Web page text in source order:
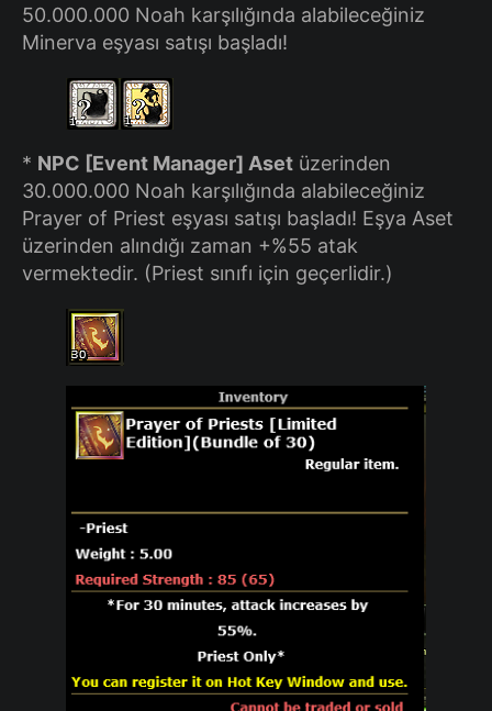
50.000.000 Noah karşılığında alabileceğiniz
Minerva eşyası satışı başladı!
* NPC [Event Manager] Aset üzerinden
30.000.000 Noah karşılığında alabileceğiniz
Prayer of Priest eşyası satışı başladı! Eşya Aset
üzerinden alındığı zaman +%55 atak
vermektedir. (Priest sınıfı için geçerlidir.)